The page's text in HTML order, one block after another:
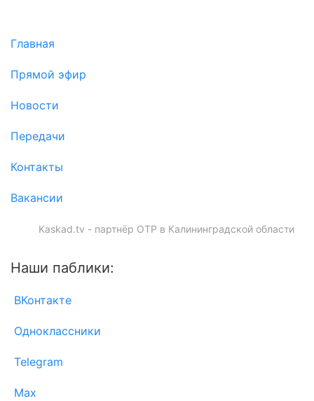
Главная
Прямой эфир
Новости
Передачи
Контакты
Вакансии
Kaskad.tv - партнёр ОТР в Калининградской области
Наши паблики:
ВКонтакте
Одноклассники
Telegram
Max